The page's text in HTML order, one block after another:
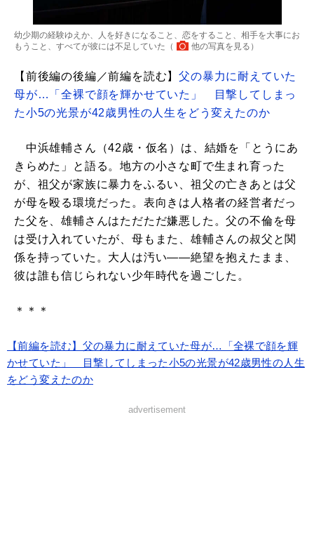
幼少期の経験ゆえか、人を好きになること、恋をすること、相手を大事にお
もうこと、すべてが彼には不足していた（
他の写真を見る ）
【前後編の後編／前編を読む】父の暴力に耐えていた
母が…「全裸で顔を輝かせていた」 目撃してしまっ
た小5の光景が42歳男性の人生をどう変えたのか
中浜雄輔さん（42歳・仮名）は、結婚を「とうにあ
きらめた」と語る。地方の小さな町で生まれ育った
が、祖父が家族に暴力をふるい、祖父の亡きあとは父
が母を殴る環境だった。表向きは人格者の経営者だっ
た父を、雄輔さんはただただ嫌悪した。父の不倫を母
は受け入れていたが、母もまた、雄輔さんの叔父と関
係を持っていた。大人は汚い――絶望を抱えたまま、
彼は誰も信じられない少年時代を過ごした。
＊＊＊
【前編を読む】父の暴力に耐えていた母が…「全裸で顔を輝
かせていた」 目撃してしまった小5の光景が42歳男性の人生
をどう変えたのか
advertisement